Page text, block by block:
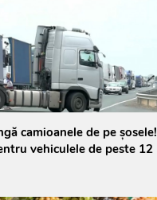
camioanele de pe șosele!
vehiculele de peste 12